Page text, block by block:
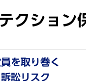
クション
を取り巻く
訴訟リスク